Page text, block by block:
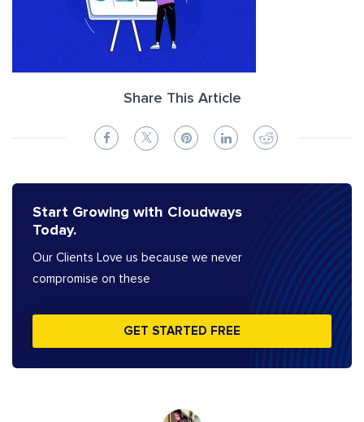
Share This Article
Start Growing with Cloudways
Today.
Our Clients Love us because we never
compromise on these
GET STARTED FREE